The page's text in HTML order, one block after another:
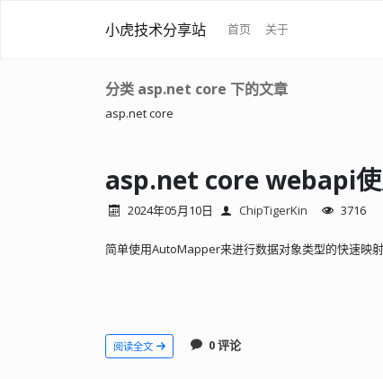
小虎技术分享站 首页 关于
分类 asp.net core 下的文章
asp.net core
asp.net core webapi
2024年05月10日 ChipTigerKin 3716
简单使用AutoMapper来进行数据对象类型的快速映射
阅读全文 0 评论